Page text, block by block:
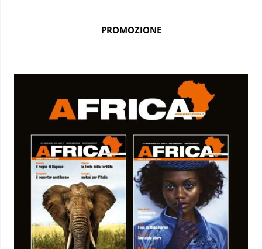
PROMOZIONE